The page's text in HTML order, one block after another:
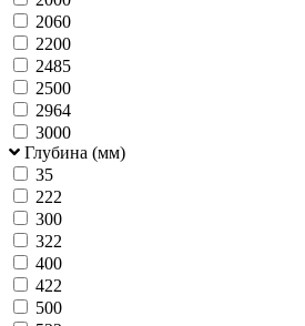
2060
2200
2485
2500
2964
3000
Глубина (мм)
35
222
300
322
400
422
500